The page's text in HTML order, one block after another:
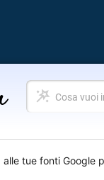
Cosa
vuoi
alle tue fonti Google